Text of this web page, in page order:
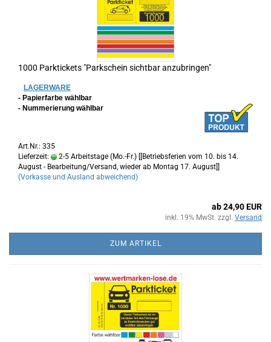
1000 Parktickets "Parkschein sichtbar anzubringen"
LAGERWARE
- Papierfarbe wählbar
- Nummerierung wählbar
Art.Nr.: 335
Lieferzeit:
2-5 Arbeitstage (Mo.-Fr.) [[Betriebsferien vom 10. bis 14.
August - Bearbeitung/Versand, wieder ab Montag 17. August]]
(Vorkasse und Ausland abweichend)
ab 24,90 EUR
inkl. 19% MwSt. zzgl. Versand
ZUM ARTIKEL